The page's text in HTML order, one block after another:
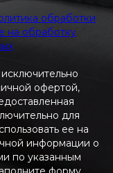
обработки
на обработку
офертой,
для
ее на
информации о
по указанным